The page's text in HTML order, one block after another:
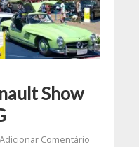
Show
Adicionar Comentário